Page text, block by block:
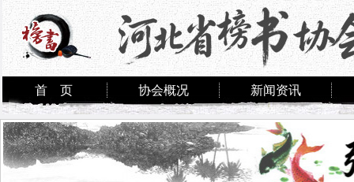
首 页 协会概况 新闻资讯